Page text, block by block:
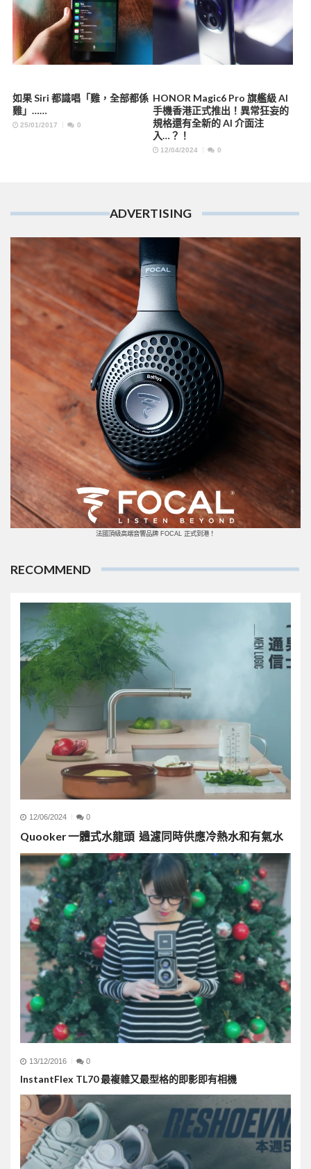
如果 Siri 都識唱「雞，全部都係
雞」……
25/01/2017 0
HONOR Magic6 Pro 旗艦級 AI
手機香港正式推出！異常狂妄的
規格還有全新的 AI 介面注
入…？！
12/04/2024 0
ADVERTISING
法國頂級高端音響品牌 FOCAL 正式到港！
RECOMMEND
12/06/2024 0
Quooker 一體式水龍頭 過濾同時供應冷熱水和有氣水
13/12/2016 0
InstantFlex TL70 最複雜又最型格的即影即有相機